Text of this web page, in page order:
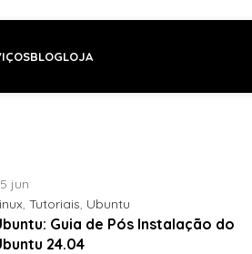
BLOGLOJA
jun
,Tutoriais, Ubuntu
Guia de Pós Instalação do
24.04